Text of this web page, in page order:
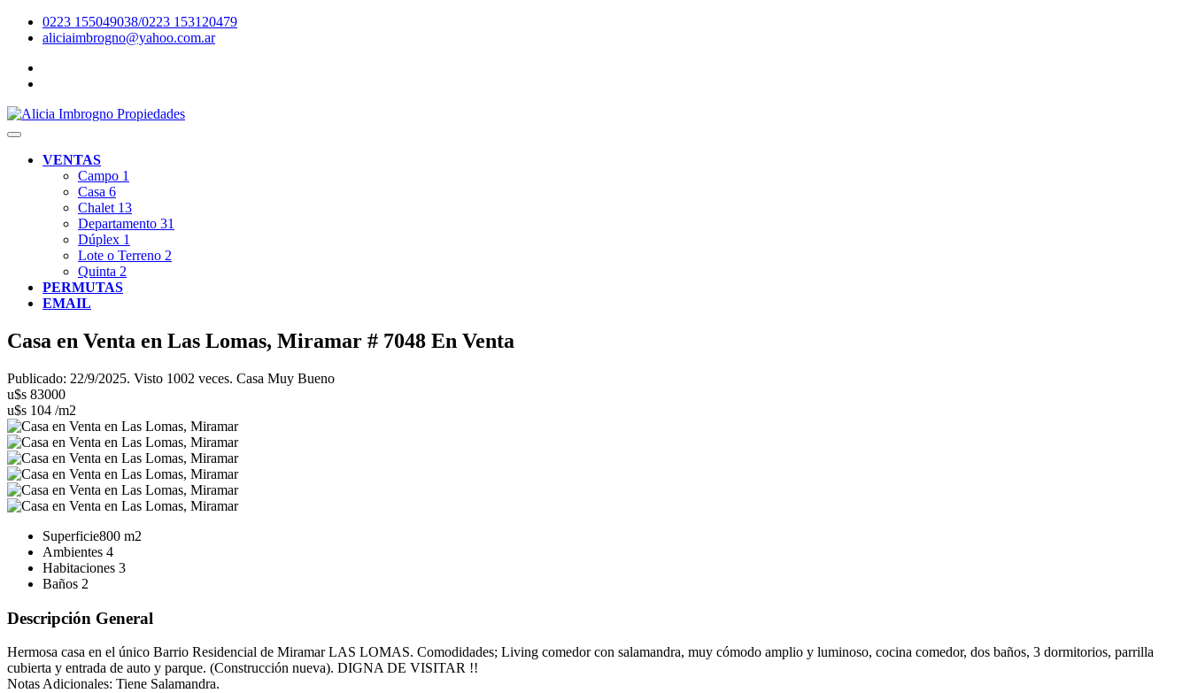
0223 155049038/0223 153120479
aliciaimbrogno@yahoo.com.ar
VENTAS
Campo 1
Casa 6
Chalet 13
Departamento 31
Dúplex 1
Lote o Terreno 2
Quinta 2
PERMUTAS
EMAIL
Casa en Venta en Las Lomas, Miramar # 7048 En Venta
Publicado: 22/9/2025. Visto 1002 veces. Casa Muy Bueno
u$s 83000
u$s 104 /m2
Superficie800 m2
Ambientes 4
Habitaciones 3
Baños 2
Descripción General
Hermosa casa en el único Barrio Residencial de Miramar LAS LOMAS. Comodidades; Living comedor con salamandra, muy cómodo amplio y luminoso, cocina comedor, dos baños, 3 dormitorios, parrilla
cubierta y entrada de auto y parque. (Construcción nueva). DIGNA DE VISITAR !!
Notas Adicionales: Tiene Salamandra.